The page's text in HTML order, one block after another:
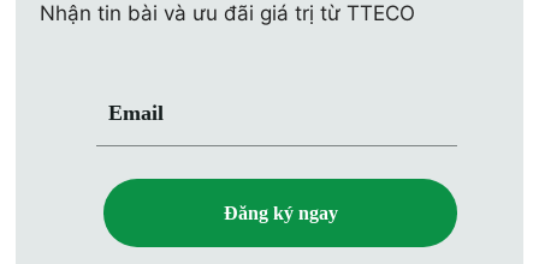
Nhận tin bài và ưu đãi giá trị từ TTECO
Đăng ký ngay